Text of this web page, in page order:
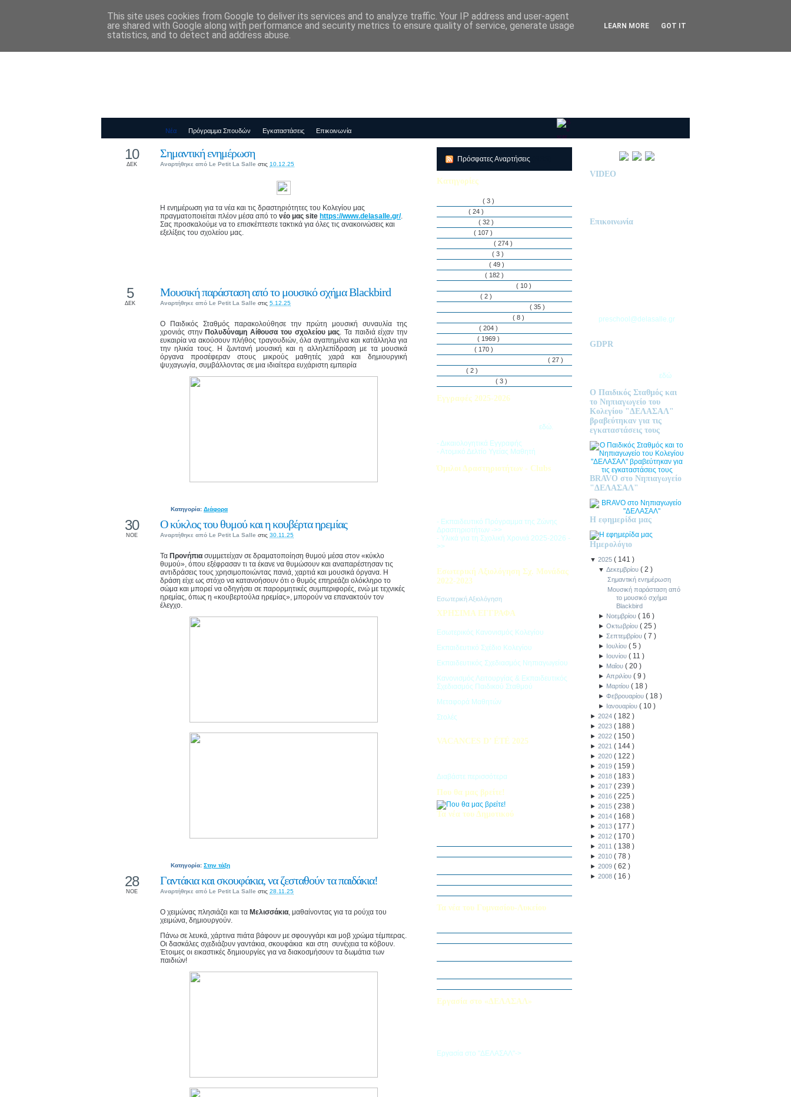
Παιδικός Σταθμός-Νηπιαγωγείο "ΔΕΛΑΣΑΛ"
Νέα Πρόγραμμα Σπουδών Εγκαταστάσεις Επικοινωνία
Σημαντική ενημέρωση
Αναρτήθηκε από Le Petit La Salle στις 10.12.25
10
ΔΕΚ
Η ενημέρωση για τα νέα και τις δραστηριότητες του Κολεγίου μας
πραγματοποιείται πλέον μέσα από το νέο μας site https://www.delasalle.gr/.
Σας προσκαλούμε να το επισκέπτεστε τακτικά για όλες τις ανακοινώσεις και
εξελίξεις του σχολείου μας.
Μουσική παράσταση από το μουσικό σχήμα Blackbird
Αναρτήθηκε από Le Petit La Salle στις 5.12.25
5
ΔΕΚ
Ο Παιδικός Σταθμός παρακολούθησε την πρώτη μουσική συναυλία της
χρονιάς στην Πολυδύναμη Αίθουσα του σχολείου μας. Τα παιδιά είχαν την
ευκαιρία να ακούσουν πλήθος τραγουδιών, όλα αγαπημένα και κατάλληλα για
την ηλικία τους. Η ζωντανή μουσική και η αλληλεπίδραση με τα μουσικά
όργανα προσέφεραν στους μικρούς μαθητές χαρά και δημιουργική
ψυχαγωγία, συμβάλλοντας σε μια ιδιαίτερα ευχάριστη εμπειρία
Κατηγορία: Διάφορα
Ο κύκλος του θυμού και η κουβέρτα ηρεμίας
Αναρτήθηκε από Le Petit La Salle στις 30.11.25
30
ΝΟΕ
Τα Προνήπια συμμετείχαν σε δραματοποίηση θυμού μέσα στον «κύκλο
θυμού», όπου εξέφρασαν τι τα έκανε να θυμώσουν και αναπαρέστησαν τις
αντιδράσεις τους χρησιμοποιώντας πανιά, χαρτιά και μουσικά όργανα. Η
δράση είχε ως στόχο να κατανοήσουν ότι ο θυμός επηρεάζει ολόκληρο το
σώμα και μπορεί να οδηγήσει σε παρορμητικές συμπεριφορές, ενώ με τεχνικές
ηρεμίας, όπως η «κουβερτούλα ηρεμίας», μπορούν να επανακτούν τον
έλεγχο.
Κατηγορία: Στην τάξη
Γαντάκια και σκουφάκια, να ζεσταθούν τα παιδάκια!
Αναρτήθηκε από Le Petit La Salle στις 28.11.25
28
ΝΟΕ
Ο χειμώνας πλησιάζει και τα Μελισσάκια, μαθαίνοντας για τα ρούχα του
χειμώνα, δημιουργούν.
Πάνω σε λευκά, χάρτινα πιάτα βάφουν με σφουγγάρι και μοβ χρώμα τέμπερας.
Οι δασκάλες σχεδιάζουν γαντάκια, σκουφάκια και στη συνέχεια τα κόβουν.
Έτοιμες οι εικαστικές δημιουργίες για να διακοσμήσουν τα δωμάτια των
παιδιών!
Πρόσφατες Αναρτήσεις
Κατηγορίες
( 3 )
( 24 )
( 32 )
( 107 )
( 274 )
( 3 )
( 49 )
( 182 )
( 10 )
( 2 )
( 35 )
( 8 )
( 204 )
( 1969 )
( 170 )
( 27 )
( 2 )
( 3 )
Εγγραφές 2025-2026
εδώ.
- Δικαιολογητικά Εγγραφής
- Ατομικό Δελτίο Υγείας Μαθητή
Όμιλοι Δραστηριοτήτων - Clubs
- Εκπαιδευτικό Πρόγραμμα της Ζώνης
Δραστηριοτήτων ->>
- Υλικά για τη Σχολική Χρονιά 2025-2026 -
>>
Εσωτερική Αξιολόγηση Σχ. Μονάδας
2022-2023
Εσωτερική Αξιολόγηση
ΧΡΗΣΙΜΑ ΕΓΓΡΑΦΑ
Εσωτερικός Κανονισμός Κολεγίου
Εκπαιδευτικό Σχέδιο Κολεγίου
Εκπαιδευτικός Σχεδιασμός Νηπιαγωγείου
Κανονισμός Λειτουργίας & Εκπαιδευτικός
Σχεδιασμός Παιδικού Σταθμού
Μεταφορά Μαθητών
Στολές
VACANCES D’ ÉTÉ 2025
Διαβάστε περισσότερα
Που θα μας βρείτε!
Τα νέα του Δημοτικού
Τα νέα του Γυμνασίου-Λυκείου
Εργασία στο «ΔΕΛΑΣΑΛ»
Εργασία στο "ΔΕΛΑΣΑΛ"->
VIDEO
Επικοινωνία
preschool@delasalle.gr
GDPR
εδώ
Ο Παιδικός Σταθμός και
το Νηπιαγωγείο του
Κολεγίου "ΔΕΛΑΣΑΛ"
βραβεύτηκαν για τις
εγκαταστάσεις τους
BRAVO στο Νηπιαγωγείο
"ΔΕΛΑΣΑΛ"
Η εφημερίδα μας
Ημερολόγιο
▼ 2025 ( 141 )
▼Δεκεμβρίου(2)
Σημαντική ενημέρωση
Μουσική παράσταση από
το μουσικό σχήμα
Blackbird
► Νοεμβρίου( 16)
►Οκτωβρίου(25)
►Σεπτεμβρίου(7)
► Ιουλίου(5)
► Ιουνίου( 11)
► Μαΐου(20)
►Απριλίου(9)
► Μαρτίου( 18)
►Φεβρουαρίου( 18)
► Ιανουαρίου( 10)
► 2024 ( 182 )
► 2023 ( 188 )
► 2022 ( 150 )
► 2021 ( 144 )
► 2020 ( 122 )
► 2019 ( 159 )
► 2018 ( 183 )
► 2017 ( 239 )
► 2016 ( 225 )
► 2015 ( 238 )
► 2014 ( 168 )
► 2013 ( 177 )
► 2012 ( 170 )
► 2011 ( 138 )
► 2010 ( 78 )
► 2009 ( 62 )
► 2008 ( 16 )
This site uses cookies from Google to deliver its services and to analyze traffic. Your IP address and user-agent
are shared with Google along with performance and security metrics to ensure quality of service, generate usage
statistics, and to detect and address abuse.
LEARN MORE GOT IT